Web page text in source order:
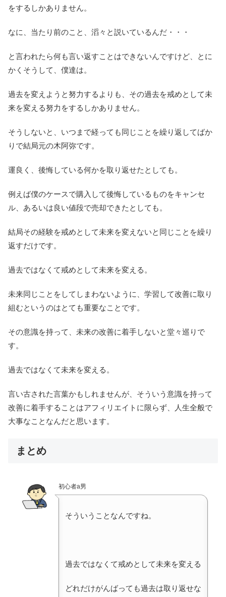
をするしかありません。
なに、当たり前のこと、滔々と説いているんだ・・・
と言われたら何も言い返すことはできないんですけど、とに
かくそうして、僕達は。
過去を変えようと努力するよりも、その過去を戒めとして未
来を変える努力をするしかありません。
そうしないと、いつまで経っても同じことを繰り返してばか
りで結局元の木阿弥です。
運良く、後悔している何かを取り返せたとしても。
例えば僕のケースで購入して後悔しているものをキャンセ
ル、あるいは良い値段で売却できたとしても。
結局その経験を戒めとして未来を変えないと同じことを繰り
返すだけです。
過去ではなくて戒めとして未来を変える。
未来同じことをしてしまわないように、学習して改善に取り
組むというのはとても重要なことです。
その意識を持って、未来の改善に着手しないと堂々巡りで
す。
過去ではなくて未来を変える。
言い古された言葉かもしれませんが、そういう意識を持って
改善に着手することはアフィリエイトに限らず、人生全般で
大事なことなんだと思います。
まとめ
初心者a男
そういうことなんですね。
過去ではなくて戒めとして未来を変える
どれだけがんばっても過去は取り返せな